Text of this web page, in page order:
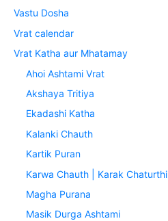
Vastu Dosha
Vrat calendar
Vrat Katha aur Mhatamay
Ahoi Ashtami Vrat
Akshaya Tritiya
Ekadashi Katha
Kalanki Chauth
Kartik Puran
Karwa Chauth | Karak Chaturthi
Magha Purana
Masik Durga Ashtami